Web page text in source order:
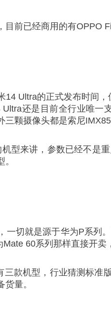
目前已经商用的有OPPO
14 Ultra的正式发布时间
还是目前全行业唯一
颗摄像头都是索尼
型来讲，参数已经不是
一切就是源于华为P系
60系列那样直接开卖
款机型，行业猜测标准
量。